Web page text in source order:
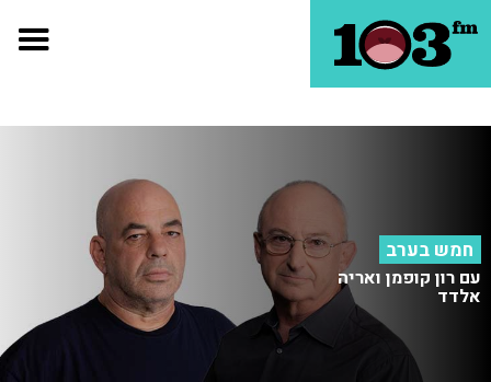
חמש בערב
עם רון קופמן ואריה
אלדד